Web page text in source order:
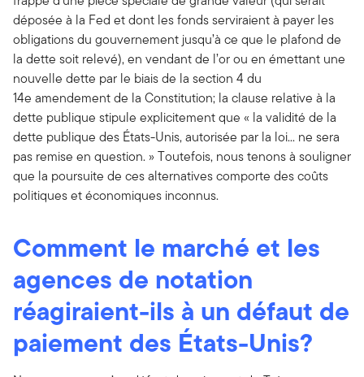
déposée à la Fed et dont les fonds serviraient à payer les
obligations du gouvernement jusqu’à ce que le plafond de
la dette soit relevé), en vendant de l’or ou en émettant une
nouvelle dette par le biais de la section 4 du
14e amendement de la Constitution; la clause relative à la
dette publique stipule explicitement que « la validité de la
dette publique des États-Unis, autorisée par la loi... ne sera
pas remise en question. » Toutefois, nous tenons à souligner
que la poursuite de ces alternatives comporte des coûts
politiques et économiques inconnus.
Comment le marché et les
agences de notation
réagiraient-ils à un défaut de
paiement des États-Unis?